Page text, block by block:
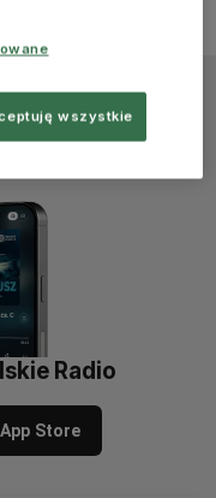
Radio
App Store
wszystkie